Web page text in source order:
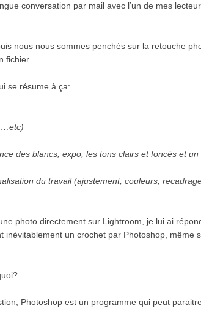
conversation par mail avec l’un de mes
nous nous sommes penchés sur la retouche
fichier.
se résume à ça:
…etc)
des blancs, expo, les tons clairs et foncés et un
du travail (ajustement, couleurs,
photo directement sur Lightroom, je lui ai
inévitablement un crochet par Photoshop, même
Photoshop est un programme qui peut paraitre